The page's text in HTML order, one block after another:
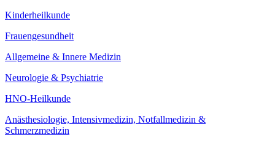
Kinderheilkunde
Frauengesundheit
Allgemeine & Innere Medizin
Neurologie & Psychiatrie
HNO-Heilkunde
Anästhesiologie, Intensivmedizin, Notfallmedizin &
Schmerzmedizin